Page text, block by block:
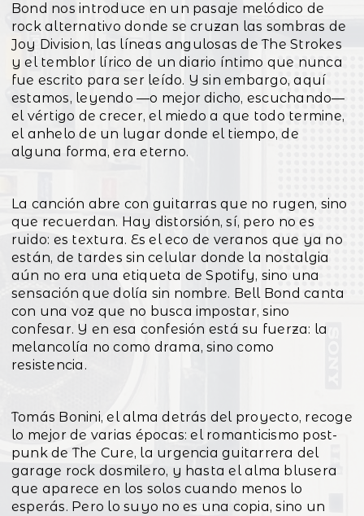
Bond nos introduce en un pasaje melódico de
rock alternativo donde se cruzan las sombras de
Joy Division, las líneas angulosas de The Strokes
y el temblor lírico de un diario íntimo que nunca
fue escrito para ser leído. Y sin embargo, aquí
estamos, leyendo —o mejor dicho, escuchando—
el vértigo de crecer, el miedo a que todo termine,
el anhelo de un lugar donde el tiempo, de
alguna forma, era eterno.
La canción abre con guitarras que no rugen, sino
que recuerdan. Hay distorsión, sí, pero no es
ruido: es textura. Es el eco de veranos que ya no
están, de tardes sin celular donde la nostalgia
aún no era una etiqueta de Spotify, sino una
sensación que dolía sin nombre. Bell Bond canta
con una voz que no busca impostar, sino
confesar. Y en esa confesión está su fuerza: la
melancolía no como drama, sino como
resistencia.
Tomás Bonini, el alma detrás del proyecto, recoge
lo mejor de varias épocas: el romanticismo post-
punk de The Cure, la urgencia guitarrera del
garage rock dosmilero, y hasta el alma blusera
que aparece en los solos cuando menos lo
esperás. Pero lo suyo no es una copia, sino un